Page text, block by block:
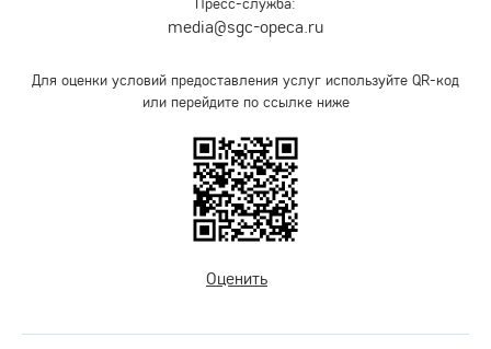
media@sgc-opeca.ru
Для оценки условий предоставления услуг используйте QR-код
или перейдите по ссылке ниже
Оценить